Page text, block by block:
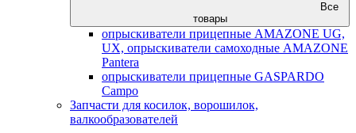
Все
товары
опрыскиватели прицепные AMAZONE UG,
UX, опрыскиватели самоходные AMAZONE
Pantera
опрыскиватели прицепные GASPARDO
Campo
Запчасти для косилок, ворошилок,
валкообразователей